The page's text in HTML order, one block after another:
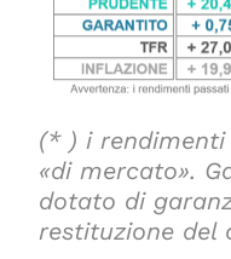
(* ) i
«di mercato».
dotato di
restituzione del